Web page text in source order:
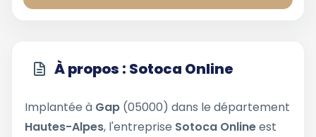
À propos : Sotoca Online
Implantée à Gap (05000) dans le département
Hautes-Alpes, l'entreprise Sotoca Onlineest